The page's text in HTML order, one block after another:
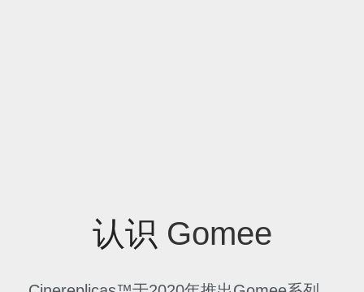
认识 Gomee